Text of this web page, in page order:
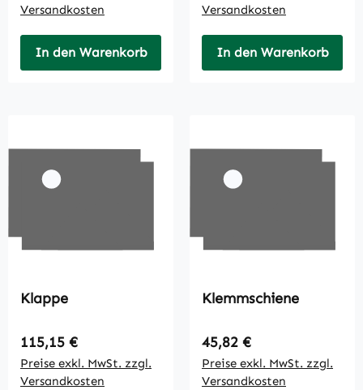
Versandkosten
In den Warenkorb
Versandkosten
In den Warenkorb
Klappe
Regulärer Preis:
115,15 €
Preise exkl. MwSt. zzgl.
Versandkosten
Klemmschiene
Regulärer Preis:
45,82 €
Preise exkl. MwSt. zzgl.
Versandkosten